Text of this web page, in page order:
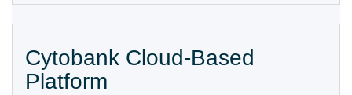
Cytobank Cloud-Based
Platform